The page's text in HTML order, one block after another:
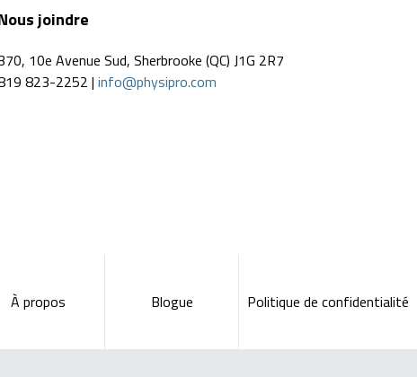
joindre
10e Avenue Sud, Sherbrooke (QC) J1G 2R7
823-2252 | info@physipro.com
À propos Blogue Politique de confidentialité